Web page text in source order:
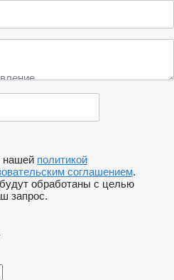
нашей политикой
соглашением.
обработаны с целью
запрос.